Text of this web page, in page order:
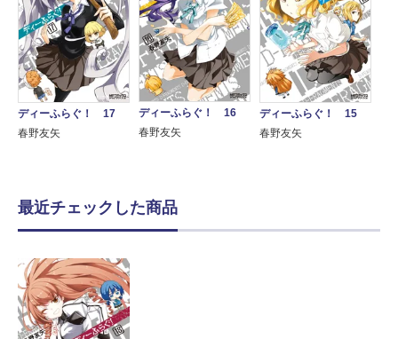
ディーふらぐ！ 17
春野友矢
ディーふらぐ！ 16
春野友矢
ディーふらぐ！ 15
春野友矢
最近チェックした商品